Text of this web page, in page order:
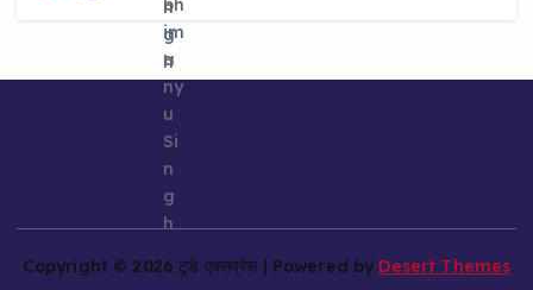
Copyright © 2026 टुडे एक्सप्रेस | Powered by Desert Themes